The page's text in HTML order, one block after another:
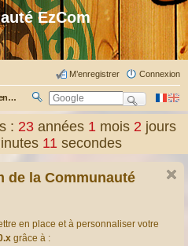
EzCom
Connexion
M’enregistrer
Extensions présentées & traduites
ec
ch
er
: 23 années1 mois2 jours
11 secondes
de la Communauté
en place et à personnaliser votre
grâce à :